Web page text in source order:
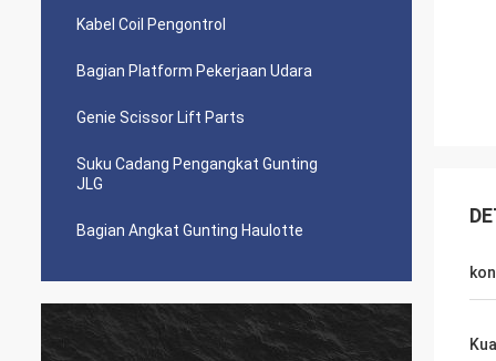
Kabel Coil Pengontrol
Bagian Platform Pekerjaan Udara
Genie Scissor Lift Parts
Suku Cadang Pengangkat Gunting
JLG
Bagian Angkat Gunting Haulotte